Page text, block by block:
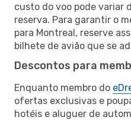
custo do voo pode variar
reserva. Para garantir o
para Montreal, reserve
bilhete de avião que se
Descontos para
Enquanto membro do
ofertas exclusivas e
hotéis e aluguer de